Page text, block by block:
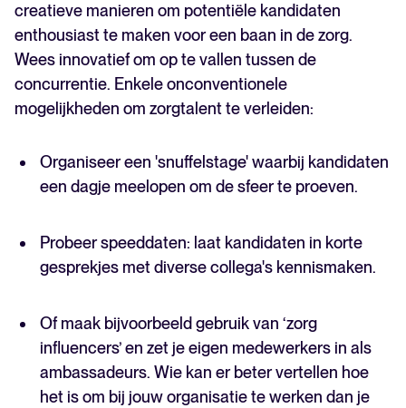
creatieve manieren om potentiële kandidaten
enthousiast te maken voor een baan in de zorg.
Wees innovatief om op te vallen tussen de
concurrentie. Enkele onconventionele
mogelijkheden om zorgtalent te verleiden:
Organiseer een 'snuffelstage' waarbij kandidaten
een dagje meelopen om de sfeer te proeven.
Probeer speeddaten: laat kandidaten in korte
gesprekjes met diverse collega's kennismaken.
Of maak bijvoorbeeld gebruik van ‘zorg
influencers’ en zet je eigen medewerkers in als
ambassadeurs. Wie kan er beter vertellen hoe
het is om bij jouw organisatie te werken dan je